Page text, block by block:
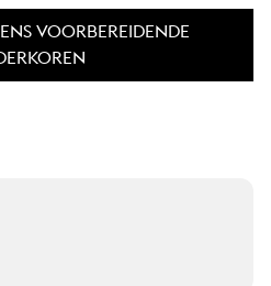
VOORBEREIDENDE